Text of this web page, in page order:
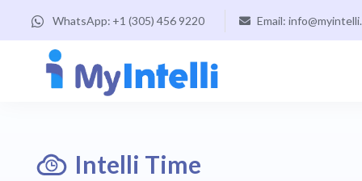
WhatsApp: +1 (305) 456 9220 Email:
Intelli Time